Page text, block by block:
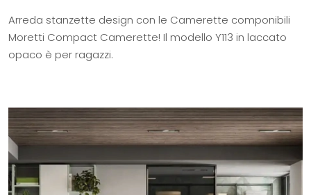
Arreda stanzette design con le Camerette componibili
Moretti Compact Camerette! Il modello Y113 in laccato
opaco è per ragazzi.